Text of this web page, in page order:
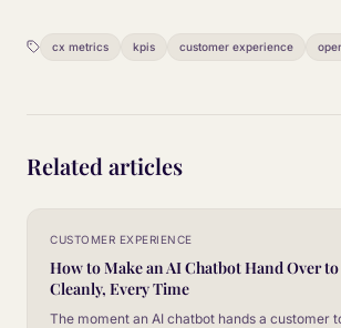
cx metrics kpis customer experience
Related articles
CUSTOMER EXPERIENCE
How to Make an AI Chatbot Hand Over
Cleanly, Every Time
The moment an AI chatbot hands a customer